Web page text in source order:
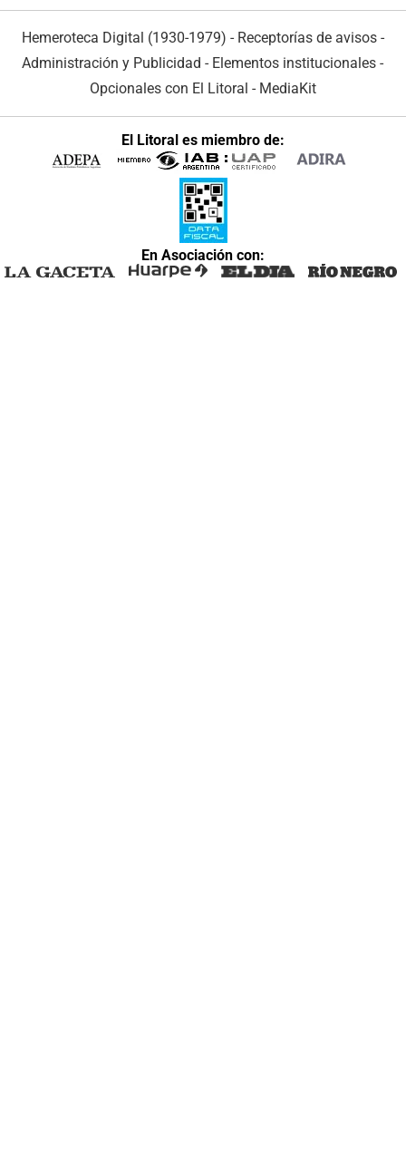
Hemeroteca Digital (1930-1979) - Receptorías de avisos -
Administración y Publicidad - Elementos institucionales -
Opcionales con El Litoral - MediaKit
El Litoral es miembro de:
En Asociación con: